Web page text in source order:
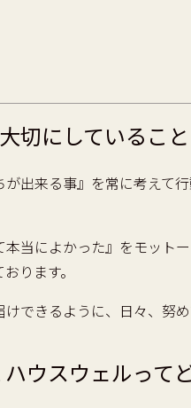
切にしていること
が出来る事』を常に考えて
本当によかった』をモット
ります。
できるように、日々、努め
ウスウェルって